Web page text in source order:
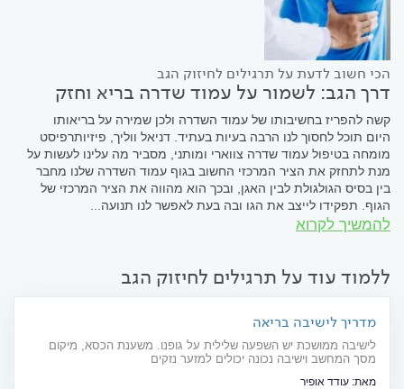
הכי חשוב לדעת על תרגילים לחיזוק הגב
דרך הגב: לשמור על עמוד שדרה בריא וחזק
קשה להפריז בחשיבותו של עמוד השדרה ולכן שמירה על בריאותו
היום תוכל לחסוך לנו הרבה בעיות בעתיד. דניאל ווליך, פיזיותרפיסט
מומחה בטיפול עמוד שדרה צווארי ומותני, מסביר מה עלינו לעשות על
מנת לתחזק את הציר המרכזי החשוב בגוף עמוד השדרה שלנו מחבר
בין בסיס הגולגולת לבין האגן, ובכך הוא מהווה את הציר המרכזי של
הגוף. תפקידו לייצב את הגו ובה בעת לאפשר לנו תנועה...
להמשיך לקרוא
ללמוד עוד על תרגילים לחיזוק הגב
מדריך לישיבה בריאה
לישיבה ממושכת יש השפעה שלילית על גופנו. משענת הכסא, מיקום
מסך המחשב וישיבה נכונה יכולים למזער נזקים
מאת: עודד אופיר